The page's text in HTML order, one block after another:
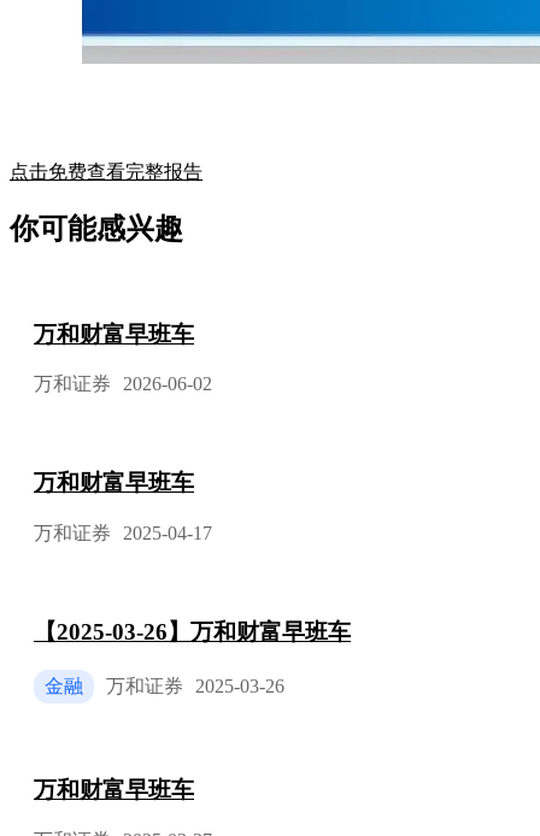
点击免费查看完整报告
你可能感兴趣
万和财富早班车
万和证券 2026-06-02
万和财富早班车
万和证券 2025-04-17
【2025-03-26】万和财富早班车
金融 万和证券 2025-03-26
万和财富早班车